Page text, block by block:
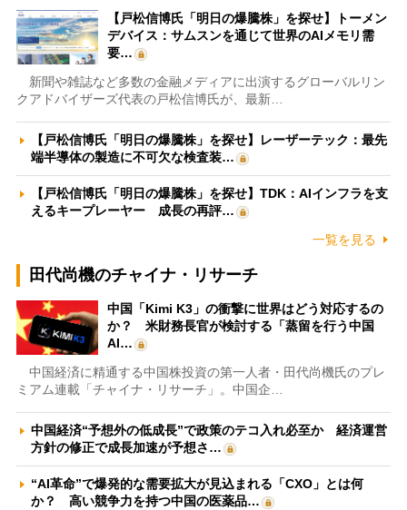
【戸松信博氏「明日の爆騰株」を探せ】トーメン
デバイス：サムスンを通じて世界のAIメモリ需
要…
新聞や雑誌など多数の金融メディアに出演するグローバルリン
クアドバイザーズ代表の戸松信博氏が、最新…
【戸松信博氏「明日の爆騰株」を探せ】レーザーテック：最先
端半導体の製造に不可欠な検査装…
【戸松信博氏「明日の爆騰株」を探せ】TDK：AIインフラを支
えるキープレーヤー 成長の再評…
一覧を見る
田代尚機のチャイナ・リサーチ
中国「Kimi K3」の衝撃に世界はどう対応するの
か？ 米財務長官が検討する「蒸留を行う中国
AI…
中国経済に精通する中国株投資の第一人者・田代尚機氏のプレ
ミアム連載「チャイナ・リサーチ」。中国企…
中国経済“予想外の低成長”で政策のテコ入れ必至か 経済運営
方針の修正で成長加速が予想さ…
“AI革命”で爆発的な需要拡大が見込まれる「CXO」とは何
か？ 高い競争力を持つ中国の医薬品…